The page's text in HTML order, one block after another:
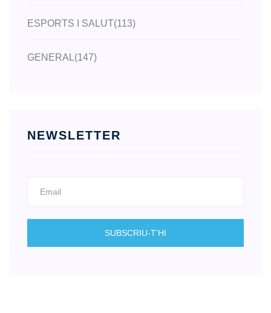
ESPORTS I SALUT(113)
GENERAL(147)
NEWSLETTER